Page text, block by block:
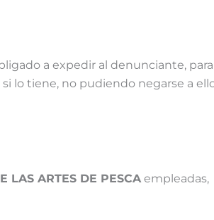
a expedir al denunciante, para
lo tiene, no pudiendo negarse a
LAS ARTES DE PESCA empleadas,